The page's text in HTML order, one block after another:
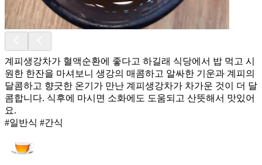
계피생강차가 혈액순환에 좋다고 하길래 식당에서 밥 먹고 시
원한 한잔을 마셔보니 생강의 매콤하고 알싸한 기운과 계피의
달콤하고 향긋한 온기가 만난 계피생강차가 차가운 것이 더 달
콤합니다. 식후에 마시면 소화에도 도움되고 산뜻해서 맛있어
요.
#일반식 #간식